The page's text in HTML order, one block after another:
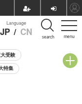
menu
Language
JP / CN search
受験
特集